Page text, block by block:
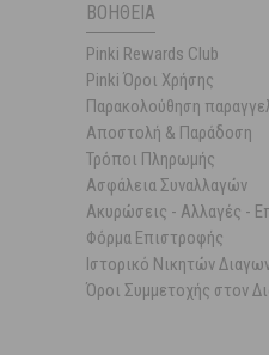
ΒΟΉΘΕΙΑ
Pinki Rewards Club
Pinki Όροι Χρήσης
Παρακολούθηση
Αποστολή & Παράδοση
Τρόποι Πληρωμής
Ασφάλεια Συναλλαγών
Ακυρώσεις - Αλλαγές -
Φόρμα Επιστροφής
Ιστορικό Νικητών
Όροι Συμμετοχής στον